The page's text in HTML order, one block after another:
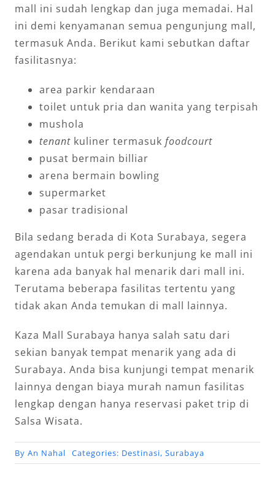
mall ini sudah lengkap dan juga memadai. Hal
ini demi kenyamanan semua pengunjung mall,
termasuk Anda. Berikut kami sebutkan daftar
fasilitasnya:
area parkir kendaraan
toilet untuk pria dan wanita yang terpisah
mushola
tenantkuliner termasuk foodcourt
pusat bermain billiar
arena bermain bowling
supermarket
pasar tradisional
Bila sedang berada di Kota Surabaya, segera
agendakan untuk pergi berkunjung ke mall ini
karena ada banyak hal menarik dari mall ini.
Terutama beberapa fasilitas tertentu yang
tidak akan Anda temukan di mall lainnya.
Kaza Mall Surabaya hanya salah satu dari
sekian banyak tempat menarik yang ada di
Surabaya. Anda bisa kunjungi tempat menarik
lainnya dengan biaya murah namun fasilitas
lengkap dengan hanya reservasi paket trip di
Salsa Wisata.
By An Nahal Categories: Destinasi, Surabaya